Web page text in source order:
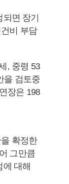
면 장기
비 부담
, 중령 53
을 검토중
장은 198
확정한
그만큼
대해